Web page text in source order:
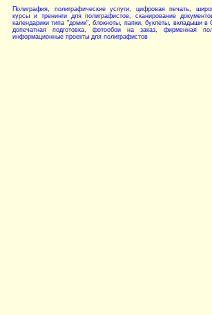
Полиграфия, полиграфические услуги, цифровая печать,
курсы и тренинги для полиграфистов, сканирование
календарики типа "домик", блокноты, папки, буклеты, вкладыши в
допечатная подготовка, фотообои на заказ, фирменная
информационные проекты для полиграфистов